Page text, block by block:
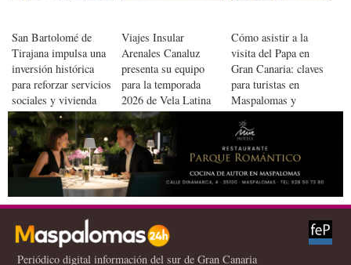
San Bartolomé de
Tirajana impulsa una
inversión histórica
para reforzar servicios
sociales y vivienda
pública
Viajes Insular
Arenales Canaluz
presenta su equipo
para la temporada
2026 de Vela Latina
Canaria
Cómo asistir a la
visita del Papa en
Gran Canaria: claves
para turistas en
Maspalomas y
Arguineguín
Periódico digital información del sur de Gran Canaria